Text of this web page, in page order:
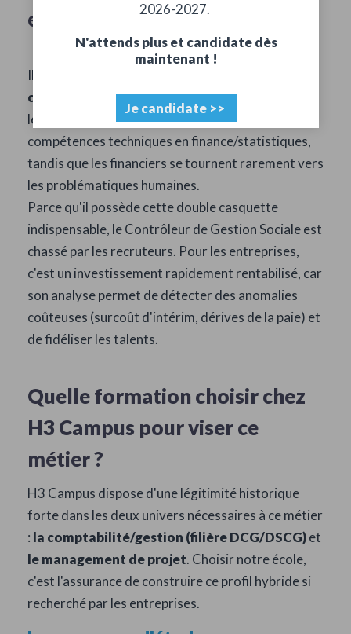
est-il en tension ?
Il existe aujourd'hui une réelle
candidats
sur ce métier pour une raison simple :
les profils issus des RH manquent souvent de
compétences techniques en finance/statistiques,
tandis que les financiers se tournent rarement vers
les problématiques humaines.
Parce qu'il possède cette double casquette
indispensable, le Contrôleur de Gestion Sociale est
chassé par les recruteurs. Pour les entreprises,
c'est un investissement rapidement rentabilisé, car
son analyse permet de détecter des anomalies
coûteuses (surcoût d'intérim, dérives de la paie) et
de fidéliser les talents.
Quelle formation choisir chez
H3 Campus pour viser ce
métier ?
H3 Campus dispose d'une légitimité historique
forte dans les deux univers nécessaires à ce métier
: la comptabilité/gestion (filière DCG/DSCG)et
le management de projet. Choisir notre école,
c'est l'assurance de construire ce profil hybride si
recherché par les entreprises.
2026-2027.
N'attends plus et candidate dès
maintenant !
Je candidate >>